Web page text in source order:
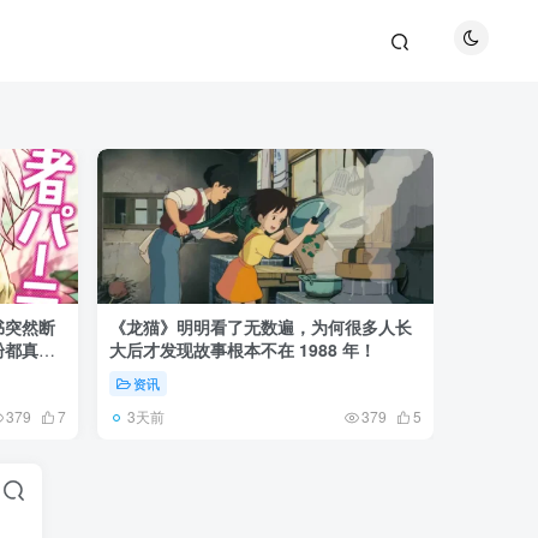
突然断
真慌
379 7
《龙猫》明明看了无数遍，为何很多人长
大后才发现故事根本不在 1988 年！
资讯
3天前 379 5